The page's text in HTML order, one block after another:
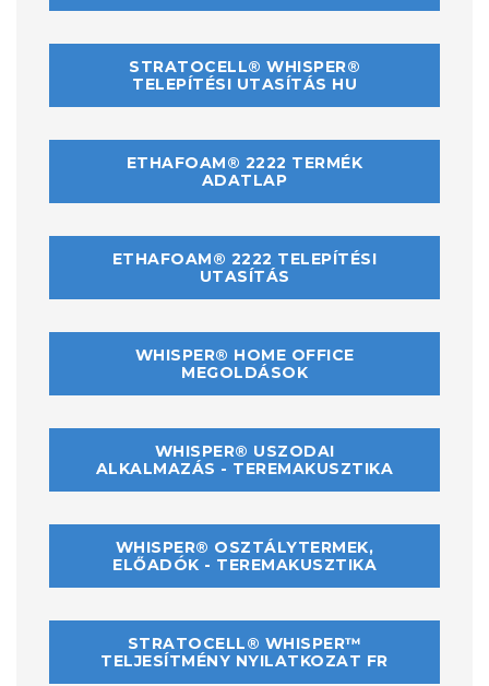
STRATOCELL® WHISPER®
TELEPÍTÉSI UTASÍTÁS HU
ETHAFOAM® 2222 TERMÉK
ADATLAP
ETHAFOAM® 2222 TELEPÍTÉSI
UTASÍTÁS
WHISPER® HOME OFFICE
MEGOLDÁSOK
WHISPER® USZODAI
ALKALMAZÁS - TEREMAKUSZTIKA
WHISPER® OSZTÁLYTERMEK,
ELŐADÓK - TEREMAKUSZTIKA
STRATOCELL® WHISPER™
TELJESÍTMÉNY NYILATKOZAT FR